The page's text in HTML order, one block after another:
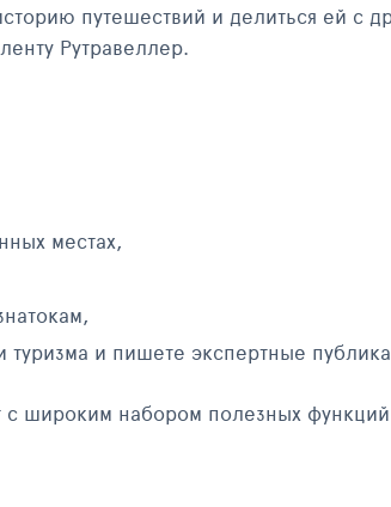
путешествий и делиться ей с
Рутравеллер.
местах,
и пишете экспертные
широким набором полезных